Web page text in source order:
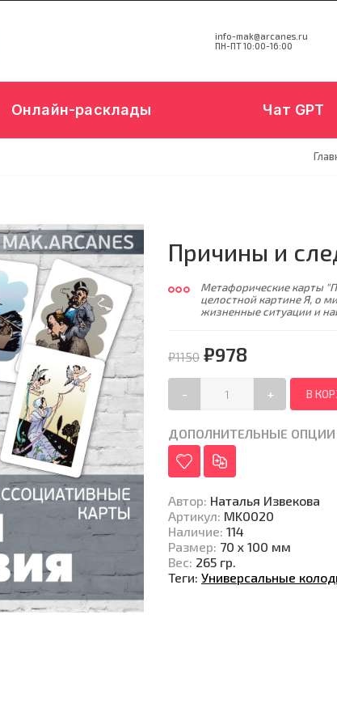
info-mak@arcanes.ru
ПН-ПТ 10:00-16:00
Онлайн-расклады Чат GPT
Причины и
Метафорические карты
целостной картине Я, о
жизненные ситуации и
₽1150 ₽978
- +
ДОПОЛНИТЕЛЬНЫЕ ОПЦИИ
Автор: Наталья Извекова
Артикул: MK0020
Наличие: 114
Размер: 70 x 100 мм
Вес: 265 гр.
Теги: Универсальные